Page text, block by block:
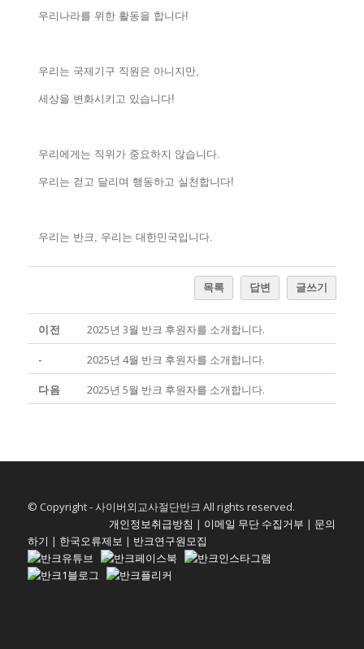
우리나라를 위한 활동을 합니다!
우리는 국제기구 직원은 아니지만,
세상을 변화시키고 있습니다!
우리에게는 직위가 중요하지 않습니다.
우리는 걷고 달리며 행동하고 실천합니다!
우리는 반크, 우리는 대한민국입니다.
목록 답변 글쓰기
이전 2025년 3월 반크 후원자를 소개합니다.
- 2025년 4월 반크 후원자를 소개합니다.
다음 2025년 5월 반크 후원자를 소개합니다.
© Copyright - 사이버외교사절단반크 All rights reserved.
개인정보취급방침 | 이메일 무단 수집거부 | 문의
하기 | 한국오류제보 | 반크연구원모집